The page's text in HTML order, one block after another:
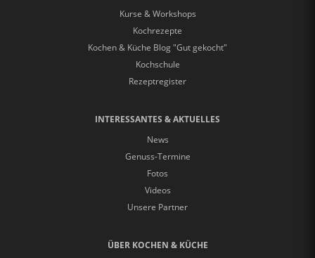
Kurse & Workshops
Kochrezepte
Kochen & Küche Blog "Gut gekocht"
Kochschule
Rezeptregister
INTERESSANTES & AKTUELLES
News
Genuss-Termine
Fotos
Videos
Unsere Partner
ÜBER KOCHEN & KÜCHE